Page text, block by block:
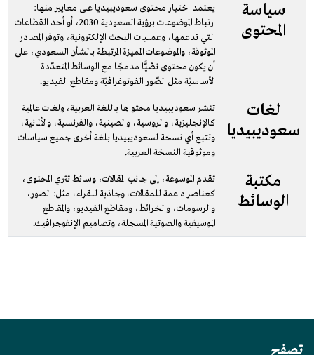
سياسة
المحتوى
يعتمد اختيار محتوى سعوديبيديا على معايير منها:
ارتباط الموضوعات برؤية السعودية 2030، أو أحد القطاعات
التي تدعمها، وعمليات البحث الإلكترونية، وتوفر المصادر
الموثوقة، والموضوعات المميزة المرتبطة بالشأن السعودي، على
أن يكون محتوى نصّيًّا مدمجًا مع الوسائط المتعدّدة
الأساسيّة مثل الصّور الفوتوغرافيّة ومقاطع الفيديو.
لغات
سعوديبيديا
تنشر سعوديبيديا محتواها باللغة العربية، ولغات عالمية
كالإنجليزية، والروسية، والصينية، والفرنسية، والألمانية،
وتتبع أي نسخة لسعوديبيديا بلغة أخرى جميع سياسات
وموثوقية النسخة العربية.
مكتبة
الوسائط
تقدم الموسوعة، إلى جانب المقالات، وسائط تثري المحتوى،
كعناصر داعمة للمقالات، وجاذبة للقراء، مثل: الصور،
والرسومات، والخرائط، ومقاطع الفيديو، والمقاطع
الموسيقية والصوتية المسجلة، وتصاميم الإنفوجرافيك.
تصفح